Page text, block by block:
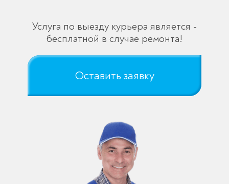
Услуга по выезду курьера является -
бесплатной в случае ремонта!
Оставить заявку